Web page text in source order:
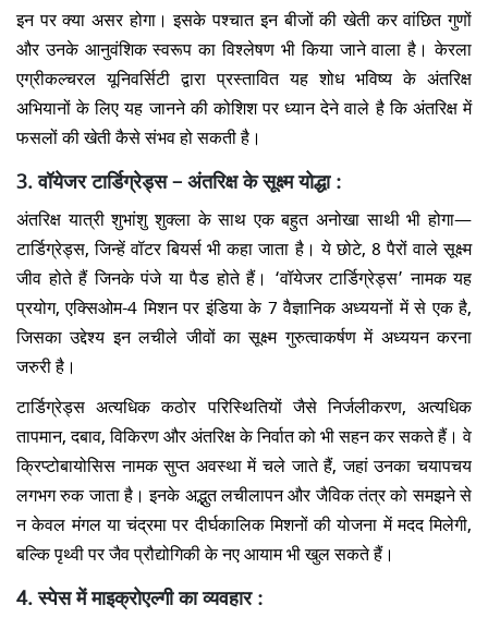
इन पर क्या असर होगा। इसके पश्चात इन बीजों की खेती कर वांछित गुणों
और उनके आनुवंशिक स्वरूप का विश्लेषण भी किया जाने वाला है। केरला
एग्रीकल्चरल यूनिवर्सिटी द्वारा प्रस्तावित यह शोध भविष्य के अंतरिक्ष
अभियानों के लिए यह जानने की कोशिश पर ध्यान देने वाले है कि अंतरिक्ष में
फसलों की खेती कैसे संभव हो सकती है।
3. वॉयेजर टार्डिग्रेड्स – अंतरिक्ष के सूक्ष्म योद्धा :
अंतरिक्ष यात्री शुभांशु शुक्ला के साथ एक बहुत अनोखा साथी भी होगा—
टार्डिग्रेड्स, जिन्हें वॉटर बियर्स भी कहा जाता है। ये छोटे, 8 पैरों वाले सूक्ष्म
जीव होते हैं जिनके पंजे या पैड होते हैं। ‘वॉयेजर टार्डिग्रेड्स’ नामक यह
प्रयोग, एक्सिओम-4 मिशन पर इंडिया के 7 वैज्ञानिक अध्ययनों में से एक है,
जिसका उद्देश्य इन लचीले जीवों का सूक्ष्म गुरुत्वाकर्षण में अध्ययन करना
जरुरी है।
टार्डिग्रेड्स अत्यधिक कठोर परिस्थितियों जैसे निर्जलीकरण, अत्यधिक
तापमान, दबाव, विकिरण और अंतरिक्ष के निर्वात को भी सहन कर सकते हैं। वे
क्रिप्टोबायोसिस नामक सुप्त अवस्था में चले जाते हैं, जहां उनका चयापचय
लगभग रुक जाता है। इनके अद्भुत लचीलापन और जैविक तंत्र को समझने से
न केवल मंगल या चंद्रमा पर दीर्घकालिक मिशनों की योजना में मदद मिलेगी,
बल्कि पृथ्वी पर जैव प्रौद्योगिकी के नए आयाम भी खुल सकते हैं।
4. स्पेस में माइक्रोएल्गी का व्यवहार :